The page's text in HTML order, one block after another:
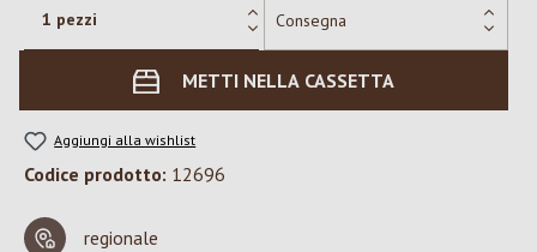
METTI NELLA CASSETTA
Aggiungi alla wishlist
Codice prodotto: 12696
regionale